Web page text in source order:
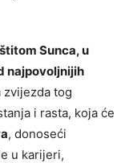
Sunca, u
najpovoljnijih
zvijezda tog
i rasta, koja će
, donoseći
u karijeri,